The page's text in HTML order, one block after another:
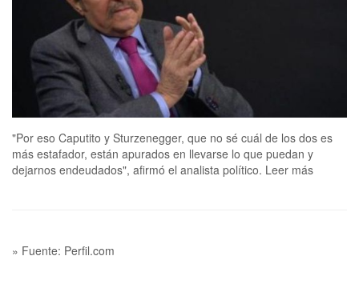
"Por eso Caputito y Sturzenegger, que no sé cuál de los dos es
más estafador, están apurados en llevarse lo que puedan y
dejarnos endeudados", afirmó el analista político. Leer más
» Fuente: Perfil.com